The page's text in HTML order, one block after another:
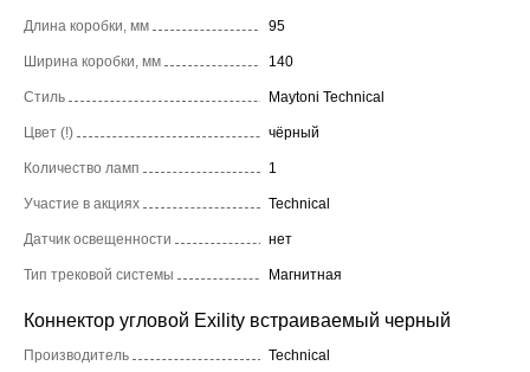
Длина коробки, мм 95
Ширина коробки, мм 140
Стиль Maytoni Technical
Цвет (!) чёрный
Количество ламп 1
Участие в акциях Technical
Датчик освещенности нет
Тип трековой системы Магнитная
Коннектор угловой Exility встраиваемый черный
Производитель Technical